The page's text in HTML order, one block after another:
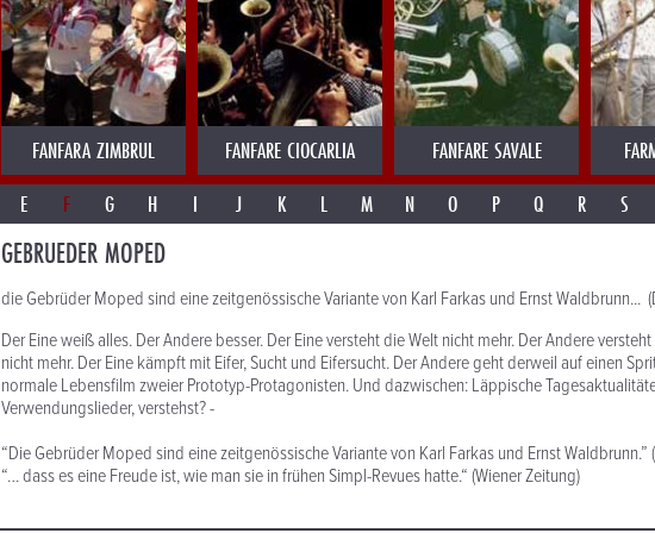
FANFARA ZIMBRUL FANFARE CIOCARLIA FANFARE SAVALE
E F G H I J K L M N O P Q R S
GEBRUEDER MOPED
die Gebrüder Moped sind eine zeitgenössische Variante von Karl Farkas und Ernst Waldbrunn...
Der Eine weiß alles. Der Andere besser. Der Eine versteht die Welt nicht mehr. Der Andere
nicht mehr. Der Eine kämpft mit Eifer, Sucht und Eifersucht. Der Andere geht derweil auf einen
normale Lebensfilm zweier Prototyp-Protagonisten. Und dazwischen: Läppische
Verwendungslieder, verstehst? -
“Die Gebrüder Moped sind eine zeitgenössische Variante von Karl Farkas und Ernst Waldbrunn.”
“… dass es eine Freude ist, wie man sie in frühen Simpl-Revues hatte.“ (Wiener Zeitung)